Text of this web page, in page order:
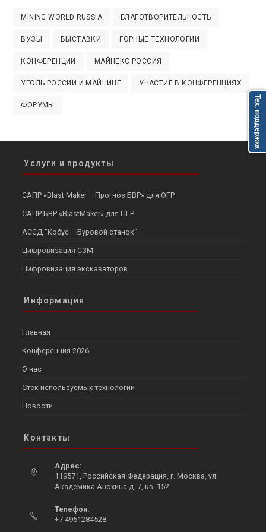
MINING WORLD RUSSIA БЛАГОТВОРИТЕЛЬНОСТЬ
ВУЗЫ ВЫСТАВКИ ГОРНЫЕ ТЕХНОЛОГИИ
КОНФЕРЕНЦИИ МАЙНЕКС РОССИЯ
УГОЛЬ РОССИИ И МАЙНИНГ УЧАСТИЕ В КОНФЕРЕНЦИЯХ
ФОРУМЫ
Услуги и продукты
САПР «Blast Maker – Прогноз БВР» для ОГР
САПР БВР «BlastMaker» для ПГР
АССД “Кобус – Буровой станок”
Цифровизация СЗМ
Цифровизация экскаваторов
Информация
Главная
Конференция 2026
О нас
Стек используемых технологий
Новости
Контакты
Адрес:
119571, Российская Федерация, г. Москва, ул.
Академика Анохина д. 7, кв. 152
in
a
Телефон:
+7 4951284528
Тех. поддержка